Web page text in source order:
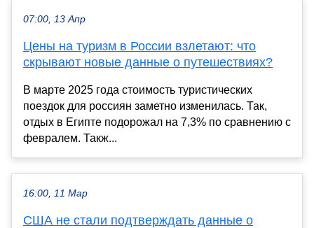
07:00, 13 Апр
Цены на туризм в России взлетают: что
скрывают новые данные о путешествиях?
В марте 2025 года стоимость туристических
поездок для россиян заметно изменилась. Так,
отдых в Египте подорожал на 7,3% по сравнению с
февралем. Такж...
16:00, 11 Мар
США не стали подтверждать данные о